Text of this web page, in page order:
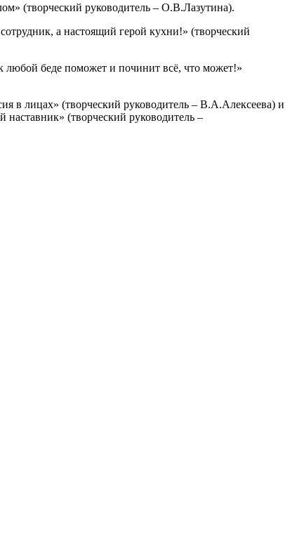
(творческий руководитель – О.В.Лазутина).
а настоящий герой кухни!» (творческий
беде поможет и починит всё, что может!»
в лицах» (творческий руководитель – В.А.Алексеева) и
(творческий руководитель –